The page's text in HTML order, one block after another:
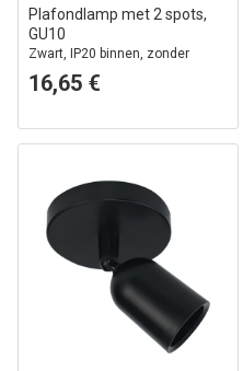
Plafondlamp met 2 spots,
GU10
Zwart, IP20 binnen, zonder
lichtbron
16,65 €